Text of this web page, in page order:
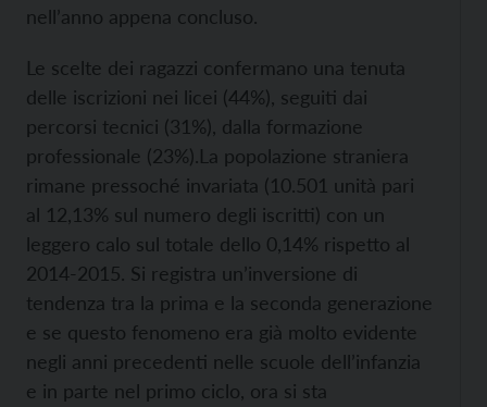
nell’anno appena concluso.
Le scelte dei ragazzi confermano una tenuta
delle iscrizioni nei licei (44%), seguiti dai
percorsi tecnici (31%), dalla formazione
professionale (23%).La popolazione straniera
rimane pressoché invariata (10.501 unità pari
al 12,13% sul numero degli iscritti) con un
leggero calo sul totale dello 0,14% rispetto al
2014-2015. Si registra un’inversione di
tendenza tra la prima e la seconda generazione
e se questo fenomeno era già molto evidente
negli anni precedenti nelle scuole dell’infanzia
e in parte nel primo ciclo, ora si sta